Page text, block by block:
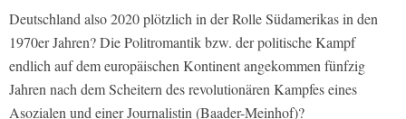
Deutschland also 2020 plötzlich in der Rolle Südamerikas in den
1970er Jahren? Die Politromantik bzw. der politische Kampf
endlich auf dem europäischen Kontinent angekommen fünfzig
Jahren nach dem Scheitern des revolutionären Kampfes eines
Asozialen und einer Journalistin (Baader-Meinhof)?